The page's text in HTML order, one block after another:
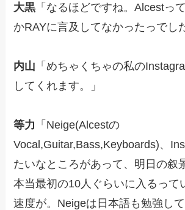
大黒 「なるほどですね。Alcestっ
かRAYに言及してなかったっでし
内山 「めちゃくちゃの私の
してくれます。」
等力 「Neige(Alcestの
Vocal,Guitar,Bass,Keyboards)、
たいなところがあって、明日の叙
本当最初の10人ぐらいに入るって
速度が。Neigeは日本語も勉強し